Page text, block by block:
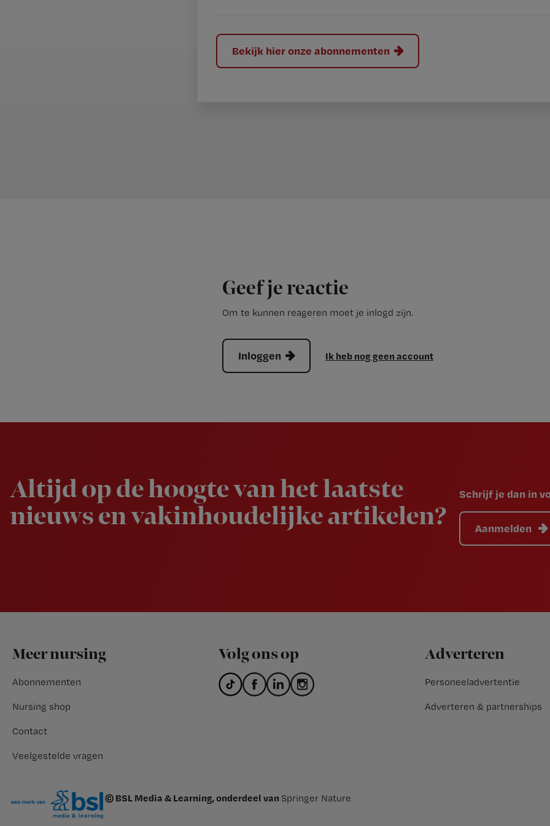
?
Bekijk hier onze abonnementen
Geef je reactie
Om te kunnen reageren moet je inlogd zijn.
Inloggen Ik heb nog geen account
Altijd op de hoogte van het laatste
nieuws en vakinhoudelijke artikelen?
Schrijf je dan in
Aanmelden
Footer
Meer nursing
Abonnementen
Nursing shop
Contact
Veelgestelde vragen
Volg ons op Adverteren
Personeeladvertentie
Adverteren & partnerships
© BSL Media & Learning, onderdeel van Springer Nature